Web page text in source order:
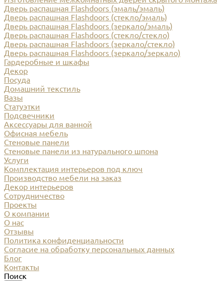
Дверь распашная Flashdoors (эмаль/эмаль)
Дверь распашная Flashdoors (стекло/эмаль)
Дверь распашная Flashdoors (зеркало/эмаль)
Дверь распашная Flashdoors (стекло/стекло)
Дверь распашная Flashdoors (зеркало/стекло)
Дверь распашная Flashdoors (зеркало/зеркало)
Гардеробные и шкафы
Декор
Посуда
Домашний текстиль
Вазы
Статуэтки
Подсвечники
Аксессуары для ванной
Офисная мебель
Стеновые панели
Стеновые панели из натурального шпона
Услуги
Комплектация интерьеров под ключ
Производство мебели на заказ
Декор интерьеров
Сотрудничество
Проекты
О компании
О нас
Отзывы
Политика конфиденциальности
Согласие на обработку персональных данных
Блог
Контакты
Поиск